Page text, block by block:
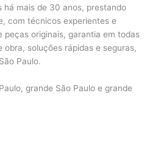
há mais de 30 anos, prestando
com técnicos experientes e
peças originais, garantia em todas
obra, soluções rápidas e seguras,
Paulo.
grande São Paulo e grande